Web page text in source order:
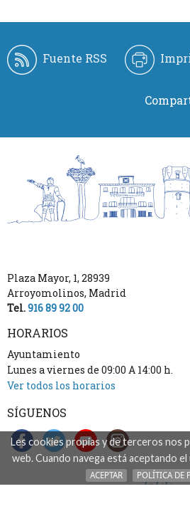
Les cookies propias y de terceros nos
web. Cuando navega está aceptando
ACEPTAR POLÍTICA DE
Fuente RSS
Plaza Mayor, 1, 28939
Arroyomolinos, Madrid
Tel.916 89 92 00
HORARIOS
Ayuntamiento
Lunes a viernes de 09:00 A 14:00 h.
Ver todos los horarios
SÍGUENOS
inicio